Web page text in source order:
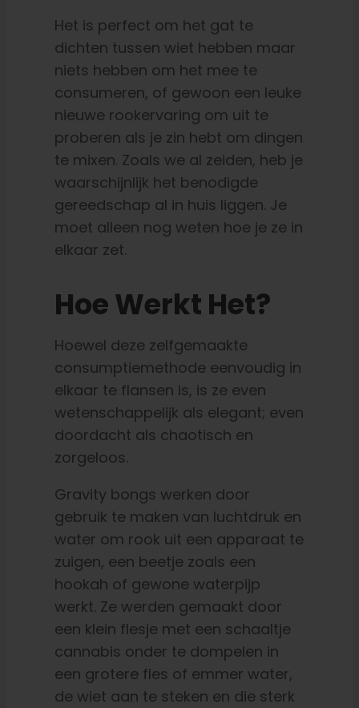
Het is perfect om het gat te
dichten tussen wiet hebben maar
niets hebben om het mee te
consumeren, of gewoon een leuke
nieuwe rookervaring om uit te
proberen als je zin hebt om dingen
te mixen. Zoals we al zeiden, heb je
waarschijnlijk het benodigde
gereedschap al in huis liggen. Je
moet alleen nog weten hoe je ze in
elkaar zet.
Hoe Werkt Het?
Hoewel deze zelfgemaakte
consumptiemethode eenvoudig in
elkaar te flansen is, is ze even
wetenschappelijk als elegant; even
doordacht als chaotisch en
zorgeloos.
Gravity bongs werken door
gebruik te maken van luchtdruk en
water om rook uit een apparaat te
zuigen, een beetje zoals een
hookah of gewone waterpijp
werkt. Ze werden gemaakt door
een klein flesje met een schaaltje
cannabis onder te dompelen in
een grotere fles of emmer water,
de wiet aan te steken en die sterk